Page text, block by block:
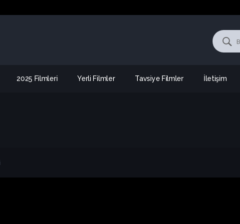
2025 Filmleri Yerli Filmler Tavsiye Filmler İletişim